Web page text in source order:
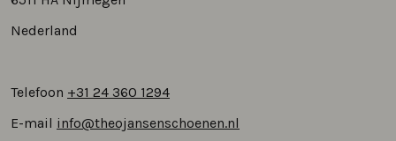
Nederland
Telefoon +31 24 360 1294
E-mail info@theojansenschoenen.nl